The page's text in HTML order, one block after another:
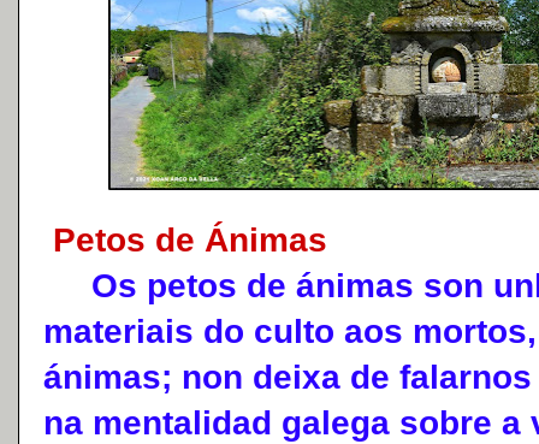
Petos de Ánimas
Os petos de ánimas son
materiais do culto aos
ánimas; non deixa de
na mentalidad galega sobre a